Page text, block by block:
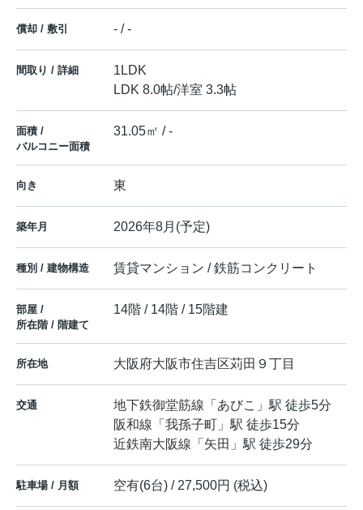
償却 / 敷引 - / -
間取り / 詳細
1LDK
LDK 8.0帖/洋室 3.3帖
面積 /
バルコニー面積
31.05㎡ / -
向き 東
築年月 2026年8月(予定)
種別 / 建物構造 賃貸マンション / 鉄筋コンクリート
部屋 /
所在階 / 階建て
14階 / 14階 / 15階建
所在地 大阪府大阪市住吉区苅田 ９丁目
交通 地下鉄御堂筋線 「 あびこ 」駅 徒歩5分
阪和線 「 我孫子町 」駅 徒歩15分
近鉄南大阪線 「 矢田 」駅 徒歩29分
駐車場 / 月額 空有(6台) / 27,500円 (税込)